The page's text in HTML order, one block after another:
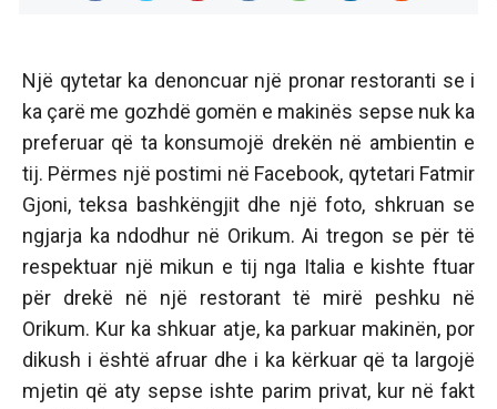
Një qytetar ka denoncuar një pronar restoranti se i
ka çarë me gozhdë gomën e makinës sepse nuk ka
preferuar që ta konsumojë drekën në ambientin e
tij. Përmes një postimi në Facebook, qytetari Fatmir
Gjoni, teksa bashkëngjit dhe një foto, shkruan se
ngjarja ka ndodhur në Orikum. Ai tregon se për të
respektuar një mikun e tij nga Italia e kishte ftuar
për drekë në një restorant të mirë peshku në
Orikum. Kur ka shkuar atje, ka parkuar makinën, por
dikush i është afruar dhe i ka kërkuar që ta largojë
mjetin që aty sepse ishte parim privat, kur në fakt